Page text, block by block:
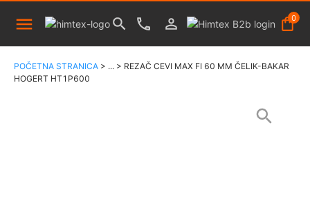
0
POČETNA STRANICA > ... > REZAČ CEVI MAX FI 60 MM ČELIK-BAKAR
HOGERT HT1P600